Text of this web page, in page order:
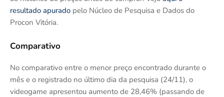
resultado apurado pelo Núcleo de Pesquisa e Dados do
Procon Vitória.
Comparativo
No comparativo entre o menor preço encontrado durante o
mês e o registrado no último dia da pesquisa (24/11), o
videogame apresentou aumento de 28,46% (passando de